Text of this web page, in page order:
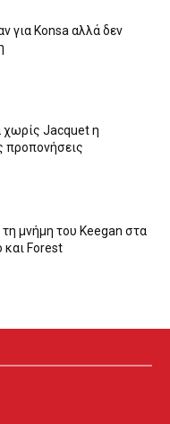
για Konsa αλλά δεν
Jacquet η
προπονήσεις
τη μνήμη του Keegan στα
και Forest